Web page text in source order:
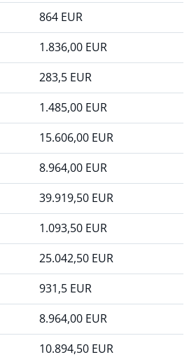
864 EUR
1.836,00 EUR
283,5 EUR
1.485,00 EUR
15.606,00 EUR
8.964,00 EUR
39.919,50 EUR
1.093,50 EUR
25.042,50 EUR
931,5 EUR
8.964,00 EUR
10.894,50 EUR